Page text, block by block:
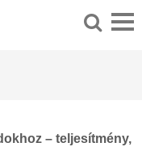
– teljesítmény,